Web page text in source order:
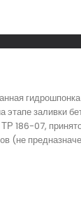
заливки
186-07,
(не